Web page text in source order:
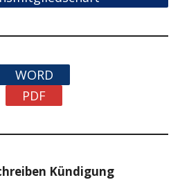
WORD
PDF
Kündigung